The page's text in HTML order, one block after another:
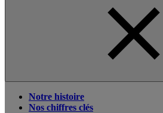
Notre histoire
Nos chiffres clés